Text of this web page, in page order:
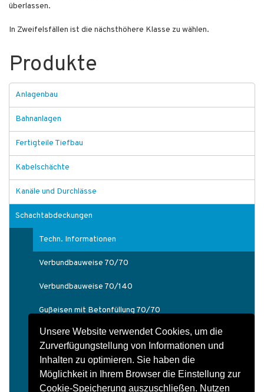
Unsere Website verwendet Cookies, um die
Zurverfügungstellung von Informationen und
Inhalten zu optimieren. Sie haben die
Möglichkeit in Ihrem Browser die Einstellung zur
Cookie-Speicherung auszuschließen. Nutzen
überlassen.
In Zweifelsfällen ist die nächsthöhere Klasse zu wählen.
Produkte
Anlagenbau
Bahnanlagen
Fertigteile Tiefbau
Kabelschächte
Kanäle und Durchlässe
Schachtabdeckungen
Techn. Informationen
Verbundbauweise 70/70
Verbundbauweise 70/140
Gußeisen mit Betonfüllung 70/70
Gußeisen mit Betonfüllung 70/140
Gußeisen 70/70
Stahl verzinkt / Edelstahl auspflasterbar 70/70